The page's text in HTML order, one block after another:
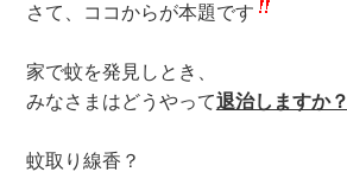
さて、ココからが本題です
家で蚊を発見しとき、
みなさまはどうやって退治しますか？
蚊取り線香？